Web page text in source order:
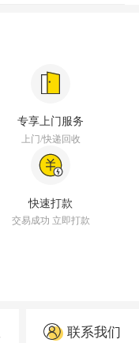
专享上门服务
上门/快递回收
快速打款
交易成功 立即打款
联系我们